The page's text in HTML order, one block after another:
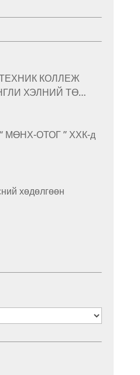
КОЛЛЕЖ
ХЭЛНИЙ ТӨ…
МӨНХ-ОТОГ ” ХХК-д
хөдөлгөөн